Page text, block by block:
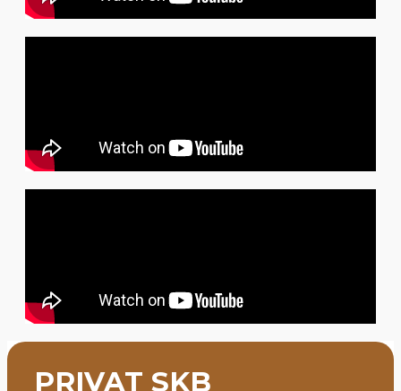
PRIVAT SKB